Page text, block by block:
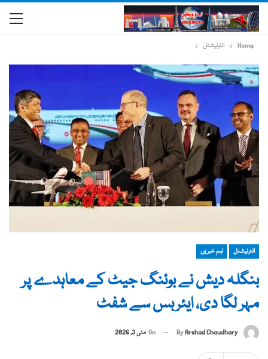
Home انٹرنیشنل
انٹرنیشنل اہم خبریں
بنگلہ دیش نے بوئنگ جیٹ کے معاہدے پر
مہر لگا دی، ایئربس سے شفٹ
ByArshad Chaudhary
On مئی 3, 2026